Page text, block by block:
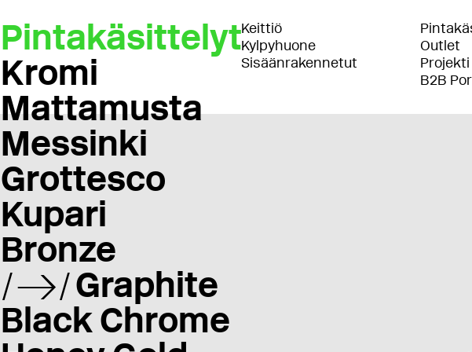
Pintakäsittelyt
Kromi
Mattamusta
Messinki
Grottesco
Kupari
Bronze
Graphite
Black Chrome
Keittiö
Kylpyhuone
Sisäänrakennetut
Outlet
Projekti
B2B